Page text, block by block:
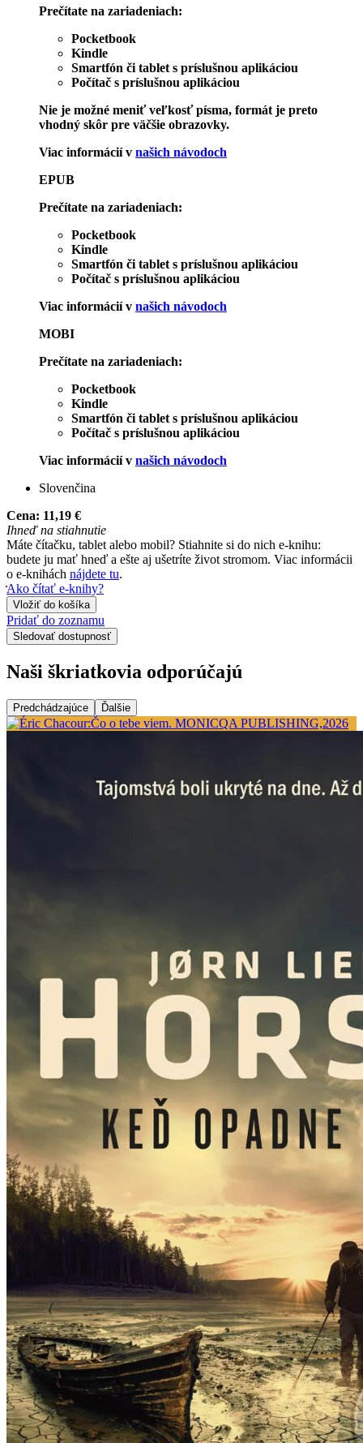
Prečítate na zariadeniach:
Pocketbook
Kindle
Smartfón či tablet s príslušnou aplikáciou
Počítač s príslušnou aplikáciou
Nie je možné meniť veľkosť písma, formát je preto
vhodný skôr pre väčšie obrazovky.
Viac informácií v našich návodoch
EPUB
Prečítate na zariadeniach:
Pocketbook
Kindle
Smartfón či tablet s príslušnou aplikáciou
Počítač s príslušnou aplikáciou
Viac informácií v našich návodoch
MOBI
Prečítate na zariadeniach:
Pocketbook
Kindle
Smartfón či tablet s príslušnou aplikáciou
Počítač s príslušnou aplikáciou
Viac informácií v našich návodoch
Slovenčina
Cena: 11,19 €
Ihneď na stiahnutie
Máte čítačku, tablet alebo mobil? Stiahnite si do nich e-knihu:
budete ju mať hneď a ešte aj ušetríte život stromom. Viac informácii
o e-knihách nájdete tu.
Ako čítať e-knihy?
Vložiť do košíka
Pridať do zoznamu
Sledovať dostupnosť
Naši škriatkovia odporúčajú
Predchádzajúce Ďalšie